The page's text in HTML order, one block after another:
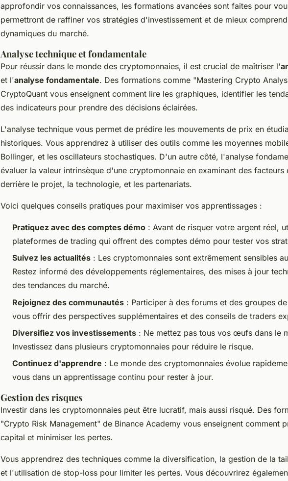
approfondir vos connaissances, les formations avancées sont faites pour
permettront de raffiner vos stratégies d'investissement et de mieux
dynamiques du marché.
Analyse technique et fondamentale
Pour réussir dans le monde des cryptomonnaies, il est crucial de maîtriser l'
et l'analyse fondamentale. Des formations comme "Mastering Crypto
CryptoQuant vous enseignent comment lire les graphiques, identifier les
des indicateurs pour prendre des décisions éclairées.
L'analyse technique vous permet de prédire les mouvements de prix en
historiques. Vous apprendrez à utiliser des outils comme les moyennes
Bollinger, et les oscillateurs stochastiques. D'un autre côté, l'analyse
évaluer la valeur intrinsèque d'une cryptomonnaie en examinant des
derrière le projet, la technologie, et les partenariats.
Voici quelques conseils pratiques pour maximiser vos apprentissages :
Pratiquez avec des comptes démo : Avant de risquer votre argent réel,
plateformes de trading qui offrent des comptes démo pour tester vos
Suivez les actualités : Les cryptomonnaies sont extrêmement sensibles
Restez informé des développements réglementaires, des mises à jour
des tendances du marché.
Rejoignez des communautés : Participer à des forums et des groupes
vous offrir des perspectives supplémentaires et des conseils de traders
Diversifiez vos investissements : Ne mettez pas tous vos œufs dans le
Investissez dans plusieurs cryptomonnaies pour réduire le risque.
Continuez d'apprendre : Le monde des cryptomonnaies évolue
vous dans un apprentissage continu pour rester à jour.
Gestion des risques
Investir dans les cryptomonnaies peut être lucratif, mais aussi risqué. Des
"Crypto Risk Management" de Binance Academy vous enseignent comment
capital et minimiser les pertes.
Vous apprendrez des techniques comme la diversification, la gestion de la
et l'utilisation de stop-loss pour limiter les pertes. Vous découvrirez